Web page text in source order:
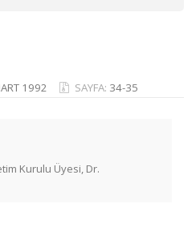
1992 SAYFA: 34-35
Kurulu Üyesi, Dr.